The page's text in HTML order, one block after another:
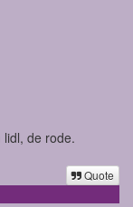
de rode.
Quote